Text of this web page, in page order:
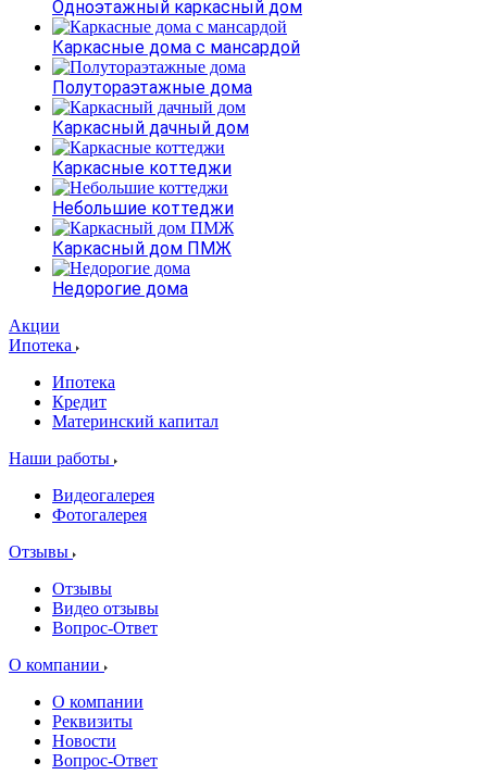
Одноэтажный каркасный дом
Каркасные дома с мансардой
Полутораэтажные дома
Каркасный дачный дом
Каркасные коттеджи
Небольшие коттеджи
Каркасный дом ПМЖ
Недорогие дома
Акции
Ипотека
Ипотека
Кредит
Материнский капитал
Наши работы
Видеогалерея
Фотогалерея
Отзывы
Отзывы
Видео отзывы
Вопрос-Ответ
О компании
О компании
Реквизиты
Новости
Вопрос-Ответ